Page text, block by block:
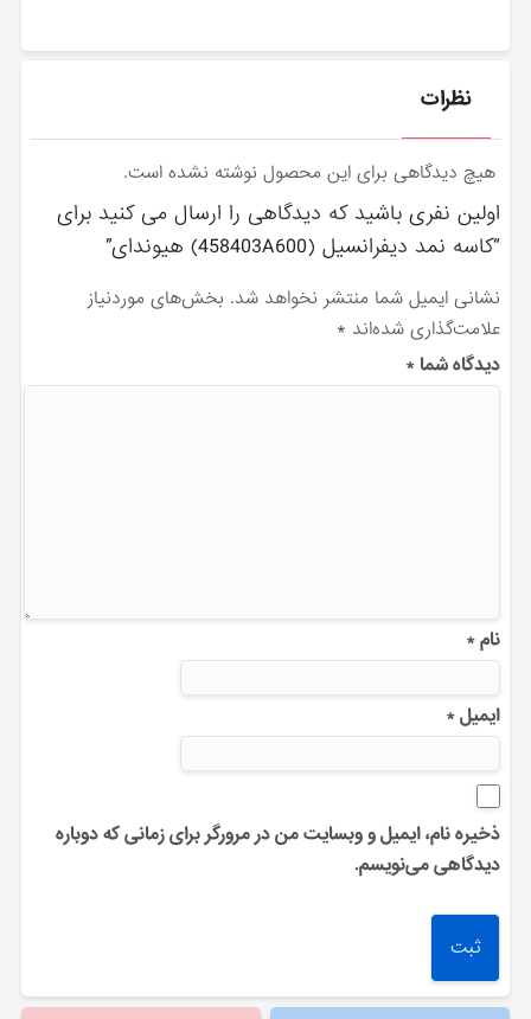
نظرات
هیچ دیدگاهی برای این محصول نوشته نشده است.
اولین نفری باشید که دیدگاهی را ارسال می کنید برای
“كاسه نمد ديفرانسيل (458403A600) هیوندای”
نشانی ایمیل شما منتشر نخواهد شد. بخش‌های موردنیاز
علامت‌گذاری شده‌اند *
دیدگاه شما*
نام*
ایمیل*
ذخیره نام، ایمیل و وبسایت من در مرورگر برای زمانی که دوباره
دیدگاهی می‌نویسم.